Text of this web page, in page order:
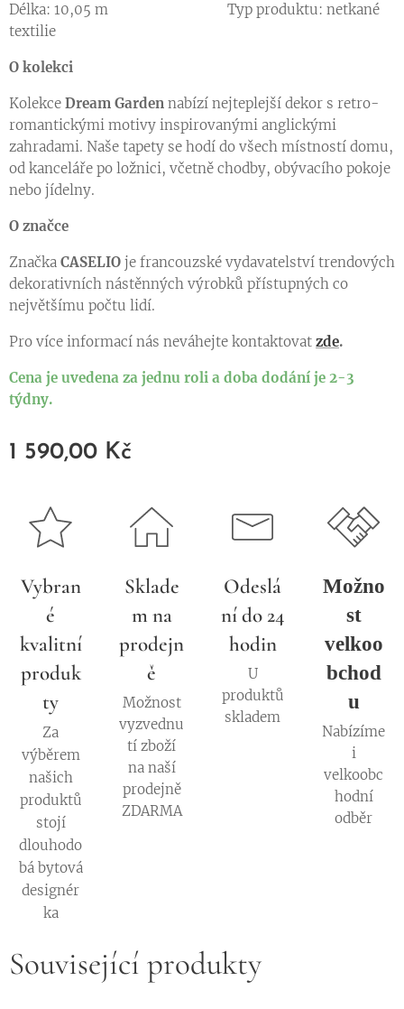
Délka: 10,05 m Typ produktu: netkané
textilie
O kolekci
Kolekce Dream Garden nabízí nejteplejší dekor s retro-
romantickými motivy inspirovanými anglickými
zahradami. Naše tapety se hodí do všech místností domu,
od kanceláře po ložnici, včetně chodby, obývacího pokoje
nebo jídelny.
O značce
Značka CASELIO je francouzské vydavatelství trendových
dekorativních nástěnných výrobků přístupných co
největšímu počtu lidí.
Pro více informací nás neváhejte kontaktovat zde.
Cena je uvedena za jednu roli a doba dodání je 2-3
týdny.
1 590,00 Kč
Vybran
é
kvalitní
produk
ty
Za
výběrem
našich
produktů
stojí
dlouhodo
bá bytová
designér
ka
Sklade
m na
prodejn
ě
Možnost
vyzvednu
tí zboží
na naší
prodejně
ZDARMA
Odeslá
ní do 24
hodin
U
produktů
skladem
Možno
st
velkoo
bchod
u
Nabízíme
i
velkoobc
hodní
odběr
Související produkty